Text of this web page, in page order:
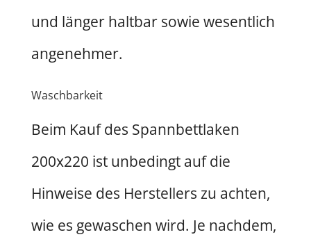
und länger haltbar sowie wesentlich
angenehmer.
Waschbarkeit
Beim Kauf des Spannbettlaken
200x220 ist unbedingt auf die
Hinweise des Herstellers zu achten,
wie es gewaschen wird. Je nachdem,